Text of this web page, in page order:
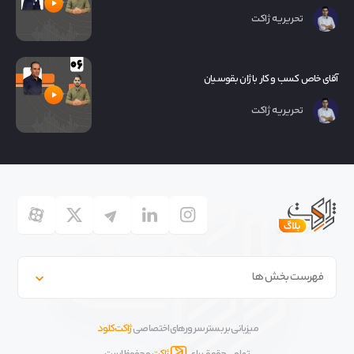
تحریریه ژاکت
آقای خاص کسب و کار با ژان بقوسیان
تحریریه ژاکت
فهرست بخش ها
میزبانی بر بستر سرورهای اختصاصیژاکت کلود